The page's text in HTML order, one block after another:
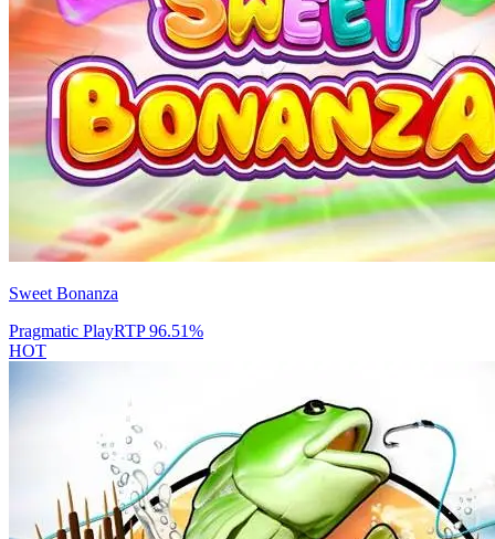
Sweet Bonanza
Pragmatic PlayRTP96.51%
HOT